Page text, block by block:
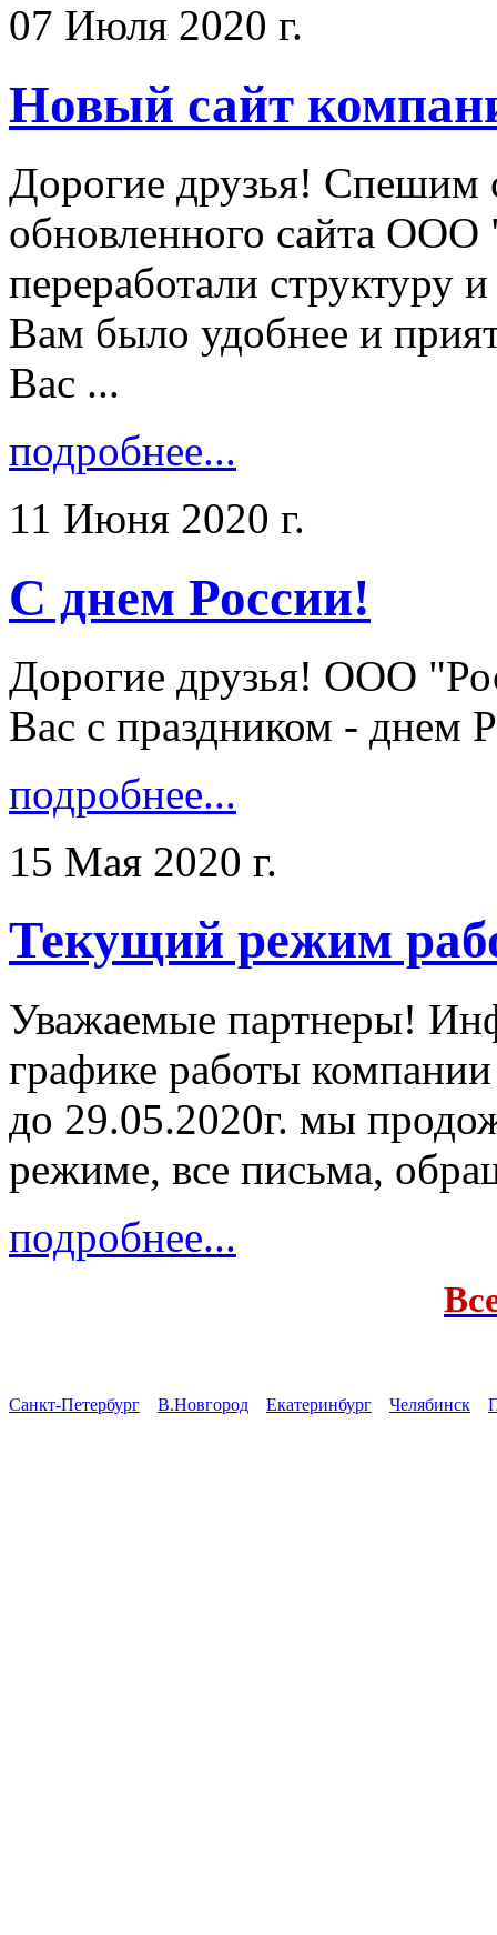
07 Июля 2020 г.
Новый сайт
Дорогие друзья! Спешим
обновленного сайта
переработали структуру
Вам было удобнее и
Вас ...
подробнее...
11 Июня 2020 г.
С днем России!
Дорогие друзья! ООО
Вас с праздником - днем
подробнее...
15 Мая 2020 г.
Текущий режим
Уважаемые партнеры!
графике работы
до 29.05.2020г. мы
режиме, все письма,
подробнее...
Санкт-Петербург В.Новгород Екатеринбург Челябинск